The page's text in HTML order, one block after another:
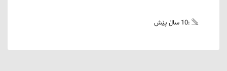
:10 ساڵ پێش